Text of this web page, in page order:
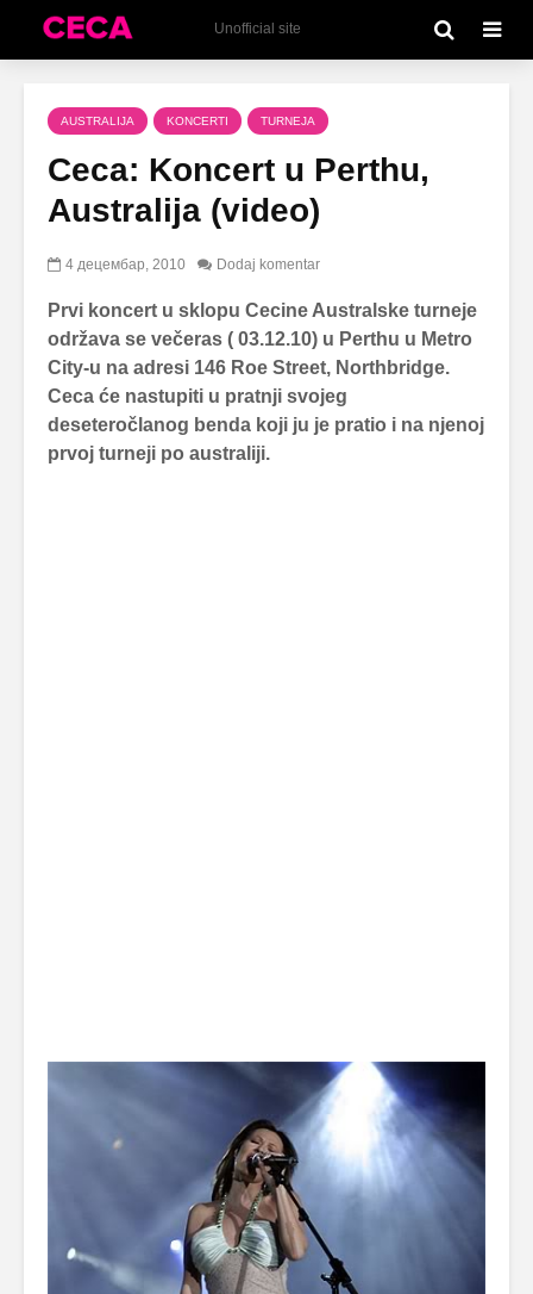
Unofficial site
AUSTRALIJA KONCERTI TURNEJA
Ceca: Koncert u Perthu,
Australija (video)
4 децембар, 2010 Dodaj komentar
Prvi koncert u sklopu Cecine Australske turneje
održava se večeras ( 03.12.10) u Perthu u Metro
City-u na adresi 146 Roe Street, Northbridge.
Ceca će nastupiti u pratnji svojeg
deseteročlanog benda koji ju je pratio i na njenoj
prvoj turneji po australiji.